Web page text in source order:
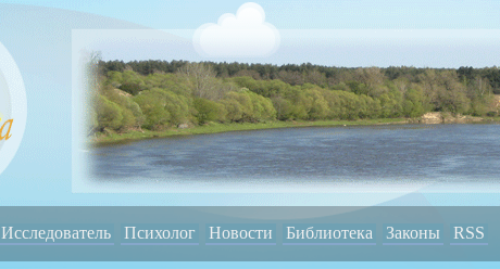
Исследователь Психолог Новости Библиотека Законы RSS